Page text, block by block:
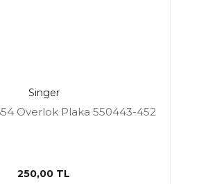
Singer
Overlok Plaka 550443-452
250,00 TL